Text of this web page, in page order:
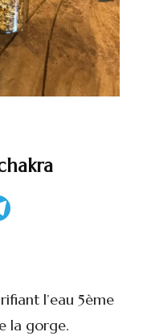
l’eau 5ème
la gorge.